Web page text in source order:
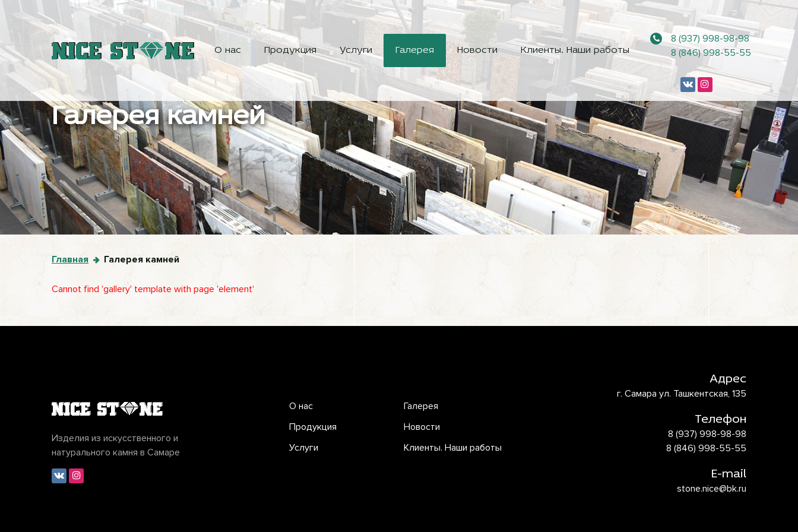
О нас Продукция Услуги Галерея Новости Клиенты. Наши работы
8 (937) 998-98-98
8 (846) 998-55-55
Галерея камней
Главная Галерея камней
Cannot find 'gallery' template with page 'element'
Изделия из искусственного и
натурального камня в Самаре
О нас
Продукция
Услуги
Галерея
Новости
Клиенты. Наши работы
Адрес
г. Самара ул. Ташкентская, 135
Телефон
8 (937) 998-98-98
8 (846) 998-55-55
E-mail
stone.nice@bk.ru